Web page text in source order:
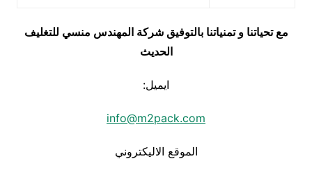
مع تحياتنا و تمنياتنا بالتوفيق شركة المهندس منسي للتغليف
الحديث
ايميل:
info@m2pack.com
الموقع الاليكتروني